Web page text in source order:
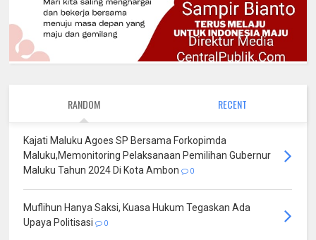
RANDOM RECENT
Kajati Maluku Agoes SP Bersama Forkopimda
Maluku,Memonitoring Pelaksanaan Pemilihan Gubernur
Maluku Tahun 2024 Di Kota Ambon
0
Muflihun Hanya Saksi, Kuasa Hukum Tegaskan Ada
Upaya Politisasi
0